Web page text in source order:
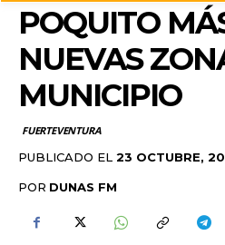
POQUITO
NUEVAS
MUNICIPIO
FUERTEVENTURA
PUBLICADO EL 23 OCTUBRE,
POR DUNAS FM